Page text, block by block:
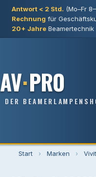
Antwort < 2 Std. (Mo–Fr
Rechnung für
20+ Jahre Beamertechnik
AV·PRO
DER
Start › Marken ›